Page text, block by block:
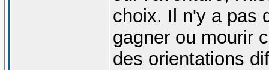
choix. Il n'y a pas
gagner ou mourir
des orientations